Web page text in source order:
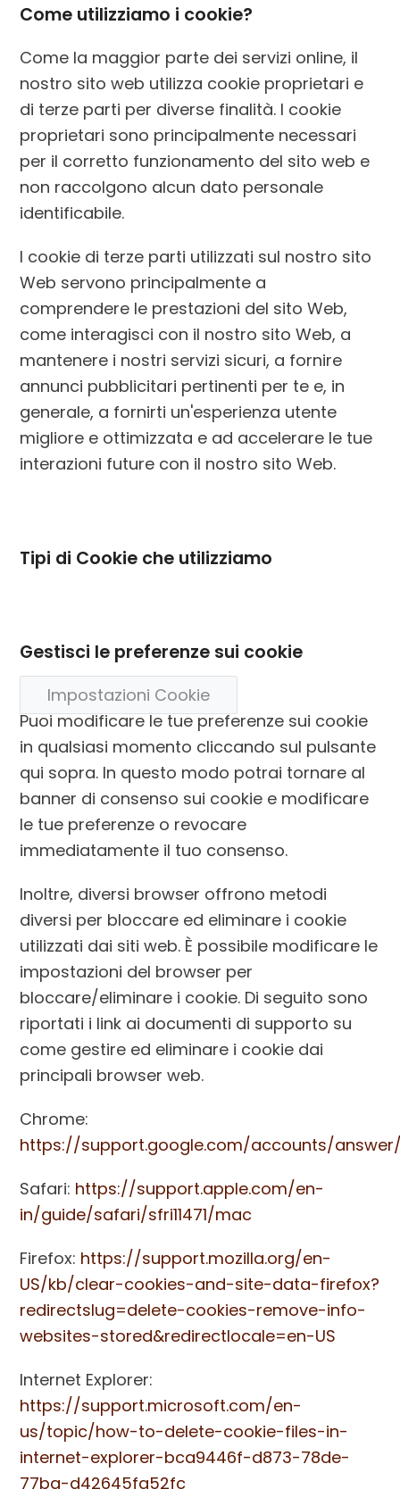
Come utilizziamo i cookie?
Come la maggior parte dei servizi online, il
nostro sito web utilizza cookie proprietari e
di terze parti per diverse finalità. I ​​cookie
proprietari sono principalmente necessari
per il corretto funzionamento del sito web e
non raccolgono alcun dato personale
identificabile.
I cookie di terze parti utilizzati sul nostro sito
Web servono principalmente a
comprendere le prestazioni del sito Web,
come interagisci con il nostro sito Web, a
mantenere i nostri servizi sicuri, a fornire
annunci pubblicitari pertinenti per te e, in
generale, a fornirti un'esperienza utente
migliore e ottimizzata e ad accelerare le tue
interazioni future con il nostro sito Web.
Tipi di Cookie che utilizziamo
Gestisci le preferenze sui cookie
Impostazioni Cookie
Puoi modificare le tue preferenze sui cookie
in qualsiasi momento cliccando sul pulsante
qui sopra. In questo modo potrai tornare al
banner di consenso sui cookie e modificare
le tue preferenze o revocare
immediatamente il tuo consenso.
Inoltre, diversi browser offrono metodi
diversi per bloccare ed eliminare i cookie
utilizzati dai siti web. È possibile modificare le
impostazioni del browser per
bloccare/eliminare i cookie. Di seguito sono
riportati i link ai documenti di supporto su
come gestire ed eliminare i cookie dai
principali browser web.
Chrome:
https://support.google.com/accounts/
Safari: https://support.apple.com/en-
in/guide/safari/sfri11471/mac
Firefox: https://support.mozilla.org/en-
US/kb/clear-cookies-and-site-data-firefox?
redirectslug=delete-cookies-remove-info-
websites-stored&redirectlocale=en-US
Internet Explorer:
https://support.microsoft.com/en-
us/topic/how-to-delete-cookie-files-in-
internet-explorer-bca9446f-d873-78de-
77ba-d42645fa52fc